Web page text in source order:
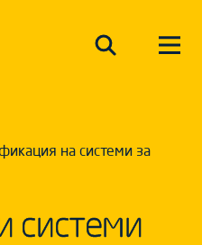
на системи за
системи